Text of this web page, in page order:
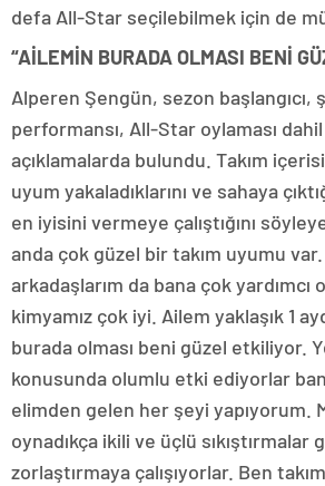
defa All-Star seçilebilmek için de
“AİLEMİN BURADA OLMASI BENİ
Alperen Şengün, sezon başlangıcı,
performansı, All-Star oylaması
açıklamalarda bulundu. Takım
uyum yakaladıklarını ve sahaya
en iyisini vermeye çalıştığını
anda çok güzel bir takım uyumu var.
arkadaşlarım da bana çok yardımcı
kimyamız çok iyi. Ailem yaklaşık 1
burada olması beni güzel etkiliyor.
konusunda olumlu etki ediyorlar
elimden gelen her şeyi yapıyorum.
oynadıkça ikili ve üçlü sıkıştırmalar
zorlaştırmaya çalışıyorlar. Ben